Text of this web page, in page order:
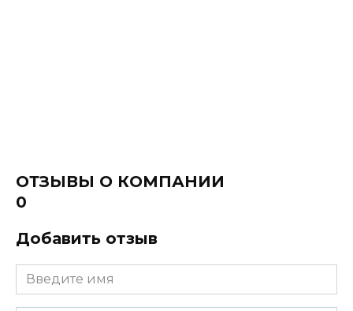
ОТЗЫВЫ О КОМПАНИИ
0
Добавить отзыв